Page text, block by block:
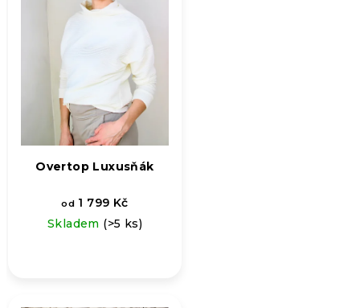
Overtop Luxusňák
od 1 799 Kč
Skladem (>5 ks)